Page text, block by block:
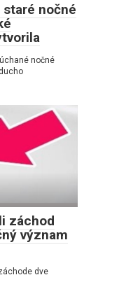
nočné
nočné
záchod
význam
dve